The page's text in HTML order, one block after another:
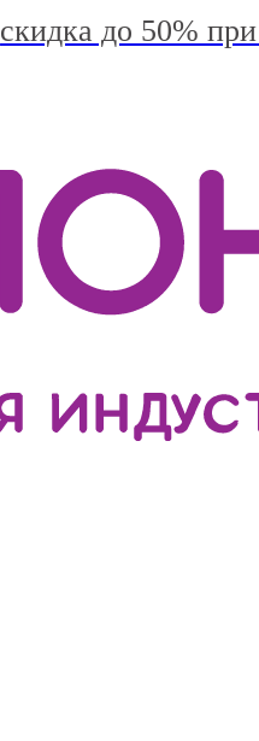
скидка до 50%